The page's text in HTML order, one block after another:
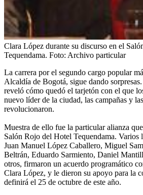
Clara López durante su discurso en el
Tequendama. Foto: Archivo particular
La carrera por el segundo cargo popular
Alcaldía de Bogotá, sigue dando
reveló cómo quedó el tarjetón con el que
nuevo líder de la ciudad, las campañas y
revolucionaron.
Muestra de ello fue la particular alianza
Salón Rojo del Hotel Tequendama. Varios
Juan Manuel López Caballero, Miguel
Beltrán, Eduardo Sarmiento, Daniel
otros, firmaron un acuerdo programático
Clara López, y le dieron su apoyo para la
definirá el 25 de octubre de este año.